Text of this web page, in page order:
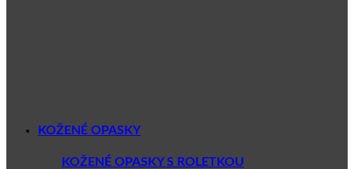
KOŽENÉ OPASKY
KOŽENÉ OPASKY S ROLETKOU